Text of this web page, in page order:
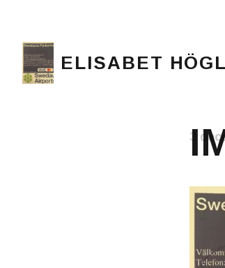
ELISABET
3